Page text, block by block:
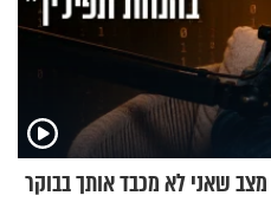
שאני לא מכבד אותך בבוקר